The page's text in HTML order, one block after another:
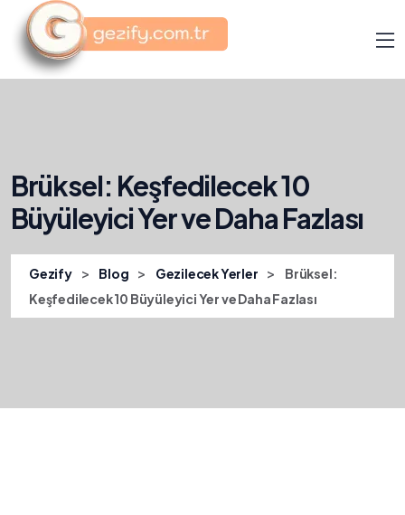
Brüksel: Keşfedilecek 10
Büyüleyici Yer ve Daha Fazlası
Gezify > Blog > Gezilecek Yerler >
Brüksel:
Keşfedilecek 10 Büyüleyici Yer ve Daha Fazlası